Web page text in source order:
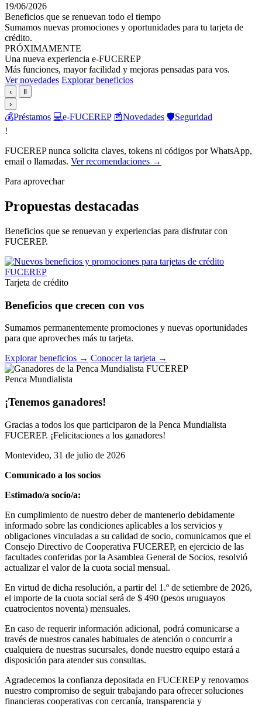
19/06/2026
Beneficios que se renuevan todo el tiempo
Sumamos nuevas promociones y oportunidades para tu tarjeta de
crédito.
PRÓXIMAMENTE
Una nueva experiencia e-FUCEREP
Más funciones, mayor facilidad y mejoras pensadas para vos.
Ver novedades Explorar beneficios
‹
Ⅱ
›
💰Préstamos 💻e-FUCEREP 📰Novedades 🛡️Seguridad
!
FUCEREP nunca solicita claves, tokens ni códigos por WhatsApp,
email o llamadas. Ver recomendaciones →
Para aprovechar
Propuestas destacadas
Beneficios que se renuevan y experiencias para disfrutar con
FUCEREP.
Tarjeta de crédito
Beneficios que crecen con vos
Sumamos permanentemente promociones y nuevas oportunidades
para que aproveches más tu tarjeta.
Explorar beneficios → Conocer la tarjeta →
Penca Mundialista
¡Tenemos ganadores!
Gracias a todos los que participaron de la Penca Mundialista
FUCEREP. ¡Felicitaciones a los ganadores!
Montevideo, 31 de julio de 2026
Comunicado a los socios
Estimado/a socio/a:
En cumplimiento de nuestro deber de mantenerlo debidamente
informado sobre las condiciones aplicables a los servicios y
obligaciones vinculadas a su calidad de socio, comunicamos que el
Consejo Directivo de Cooperativa FUCEREP, en ejercicio de las
facultades conferidas por la Asamblea General de Socios, resolvió
actualizar el valor de la cuota social mensual.
En virtud de dicha resolución, a partir del 1.º de setiembre de 2026,
el importe de la cuota social será de $ 490 (pesos uruguayos
cuatrocientos noventa) mensuales.
En caso de requerir información adicional, podrá comunicarse a
través de nuestros canales habituales de atención o concurrir a
cualquiera de nuestras sucursales, donde nuestro equipo estará a
disposición para atender sus consultas.
Agradecemos la confianza depositada en FUCEREP y renovamos
nuestro compromiso de seguir trabajando para ofrecer soluciones
financieras cooperativas con cercanía, transparencia y